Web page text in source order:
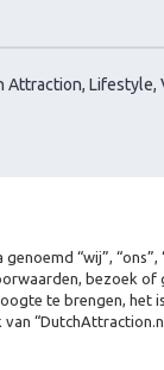
Lifestyle,
“wij”,
bezoek
te brengen,